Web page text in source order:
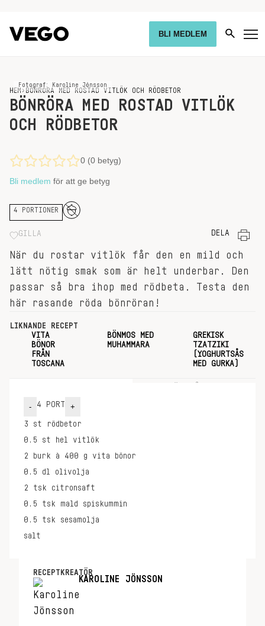
BLI MEDLEM
HEM › BÖNRÖRA MED ROSTAD VITLÖK OCH RÖDBETOR
Fotograf: Karoline Jönsson
BÖNRÖRA MED ROSTAD VITLÖK
OCH RÖDBETOR
0 (0 betyg)
Bli medlem för att ge betyg
4 PORTIONER
GILLA DELA
När du rostar vitlök får den en mild och
lätt nötig smak som är helt underbar. Den
passar så bra ihop med rödbeta. Testa den
här rasande röda bönröran!
LIKNANDE RECEPT
VITA
BÖNOR
FRÅN
TOSCANA
BÖNMOS MED
MUHAMMARA
GREKISK
TZATZIKI
(YOGHURTSÅS
MED GURKA)
- 4 PORT +
3 st
rödbetor
0.5 st
hel vitlök
2
burk à 400 g
vita bönor
0.5 dl
olivolja
2 tsk
citronsaft
0.5 tsk
mald spiskummin
0.5 tsk
sesamolja
salt
RECEPTKREATÖR
KAROLINE JÖNSSON